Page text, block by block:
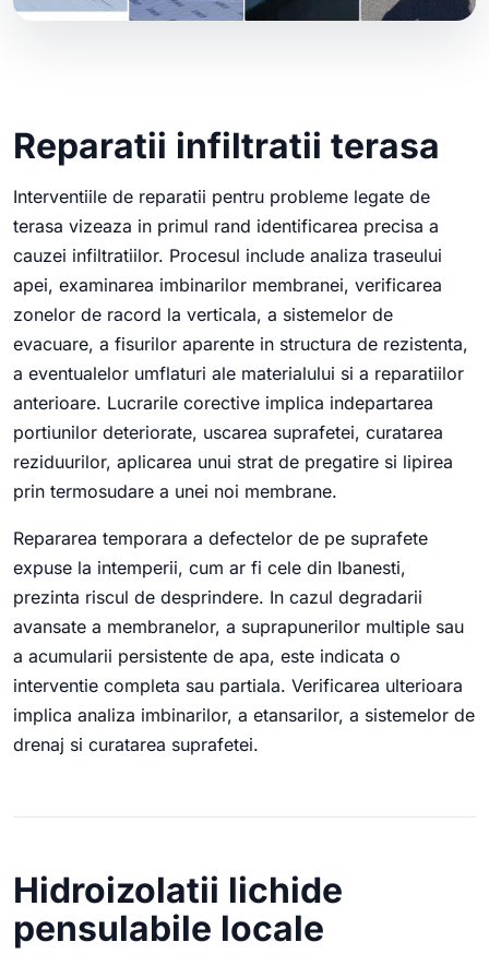
Reparatii infiltratii terasa
Interventiile de reparatii pentru probleme legate de
terasa vizeaza in primul rand identificarea precisa a
cauzei infiltratiilor. Procesul include analiza traseului
apei, examinarea imbinarilor membranei, verificarea
zonelor de racord la verticala, a sistemelor de
evacuare, a fisurilor aparente in structura de rezistenta,
a eventualelor umflaturi ale materialului si a reparatiilor
anterioare. Lucrarile corective implica indepartarea
portiunilor deteriorate, uscarea suprafetei, curatarea
reziduurilor, aplicarea unui strat de pregatire si lipirea
prin termosudare a unei noi membrane.
Repararea temporara a defectelor de pe suprafete
expuse la intemperii, cum ar fi cele din Ibanesti,
prezinta riscul de desprindere. In cazul degradarii
avansate a membranelor, a suprapunerilor multiple sau
a acumularii persistente de apa, este indicata o
interventie completa sau partiala. Verificarea ulterioara
implica analiza imbinarilor, a etansarilor, a sistemelor de
drenaj si curatarea suprafetei.
Hidroizolatii lichide
pensulabile locale